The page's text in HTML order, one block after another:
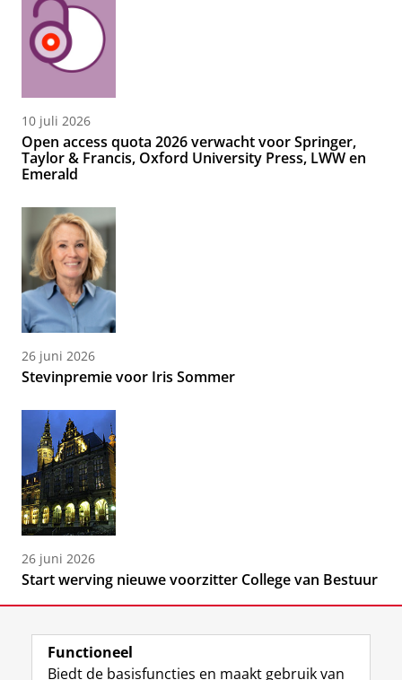
10 juli 2026
Open access quota 2026 verwacht voor Springer,
Taylor & Francis, Oxford University Press, LWW en
Emerald
26 juni 2026
Stevinpremie voor Iris Sommer
26 juni 2026
Start werving nieuwe voorzitter College van Bestuur
Functioneel
Biedt de basisfuncties en maakt gebruik van